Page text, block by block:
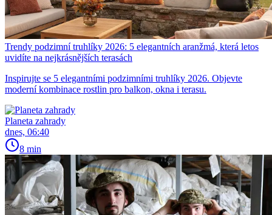
Trendy podzimní truhlíky 2026: 5 elegantních aranžmá, která letos
uvidíte na nejkrásnějších terasách
Inspirujte se 5 elegantními podzimními truhlíky 2026. Objevte
moderní kombinace rostlin pro balkon, okna i terasu.
Planeta zahrady
dnes, 06:40
8 min